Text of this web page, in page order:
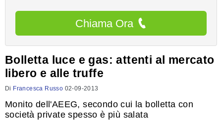
Chiama Ora
Bolletta luce e gas: attenti al mercato
libero e alle truffe
Di Francesca Russo 02-09-2013
Monito dell'AEEG, secondo cui la bolletta con
società private spesso è più salata